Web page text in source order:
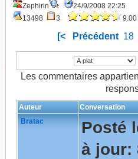
Zephirin
24/9/2008 22:25
13498
3 9.00
[< Précédent 18
Les commentaires
Auteur
Conversation
Bratac
Posté
à jour: